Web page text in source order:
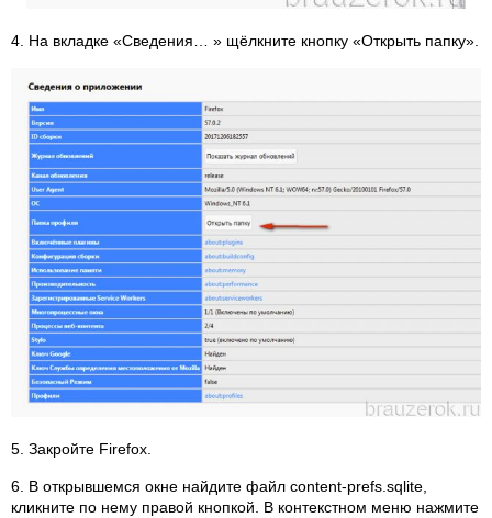
4. На вкладке «Сведения… » щёлкните кнопку «Открыть папку».
5. Закройте Firefox.
6. В открывшемся окне найдите файл content-prefs.sqlite,
кликните по нему правой кнопкой. В контекстном меню нажмите